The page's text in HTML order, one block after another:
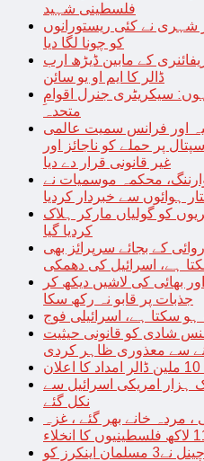
فلسطینی شہید
شہری نے کئی ریستورانوں
کو چونا لگا دیا
کے مابین ڈیڑھ ارب
ڈالر کا ایم او یو سائن
سیکریٹری جنرل اقوامِ
متحدہ
اور فرانس سمیت عالمی
پر حملے کو ناجائز اور
غیر قانونی قرار دے دیا
محکمہ موسمیات نے
ہوائوں سے خبردار کردیا
میں سویڈن کے 2 شہریوں کو گولیاں مارکر ہلاک
کردیا گیا
کے بجائے سرپرائز بھی
ہے، اسرائیل کی دھمکی
بھائی کی لاشیں دیکھ کر
جذبات پر قابو نہ رکھ سکا
سکتا ہے، اسرائیلی فوج
شادی کو قانونی حیثیت
سے معذوری ظاہر کردی
ہزار امریکی اسرائیل سے
نکل گئے
2600 ہو گئی ، مردہ خانے بھر گئے ، غزہ
اسرائیل کے حامی امریکی چینل نے3 مسلمان اینکرز کو